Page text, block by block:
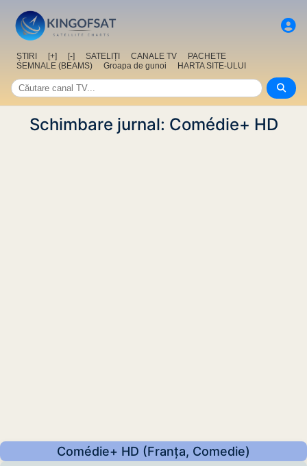
ȘTIRI [+] [-] SATELIȚI CANALE TV
PACHETE
SEMNALE (BEAMS)
Groapa de gunoi HARTA SITE-ULUI
Schimbare jurnal: Comédie+ HD
Comédie+ HD (Franța, Comedie)